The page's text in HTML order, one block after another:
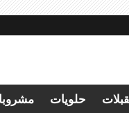
حلويات